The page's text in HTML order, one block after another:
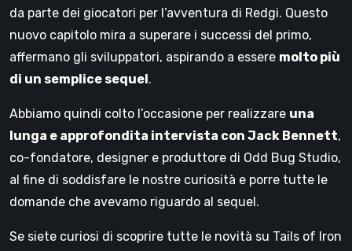
da parte dei giocatori per l’avventura di Redgi. Questo
nuovo capitolo mira a superare i successi del primo,
affermano gli sviluppatori, aspirando a essere molto più
di un semplice sequel .
Abbiamo quindi colto l’occasione per realizzare una
lunga e approfondita intervista con Jack Bennett,
co-fondatore, designer e produttore di Odd Bug Studio,
al fine di soddisfare le nostre curiosità e porre tutte le
domande che avevamo riguardo al sequel.
Se siete curiosi di scoprire tutte le novità su Tails of Iron